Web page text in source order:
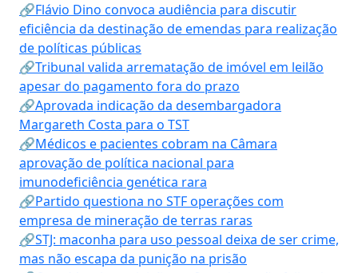
🔗Flávio Dino convoca audiência para discutir
eficiência da destinação de emendas para realização
de políticas públicas
🔗Tribunal valida arrematação de imóvel em leilão
apesar do pagamento fora do prazo
🔗Aprovada indicação da desembargadora
Margareth Costa para o TST
🔗Médicos e pacientes cobram na Câmara
aprovação de política nacional para
imunodeficiência genética rara
🔗Partido questiona no STF operações com
empresa de mineração de terras raras
🔗STJ: maconha para uso pessoal deixa de ser crime,
mas não escapa da punição na prisão